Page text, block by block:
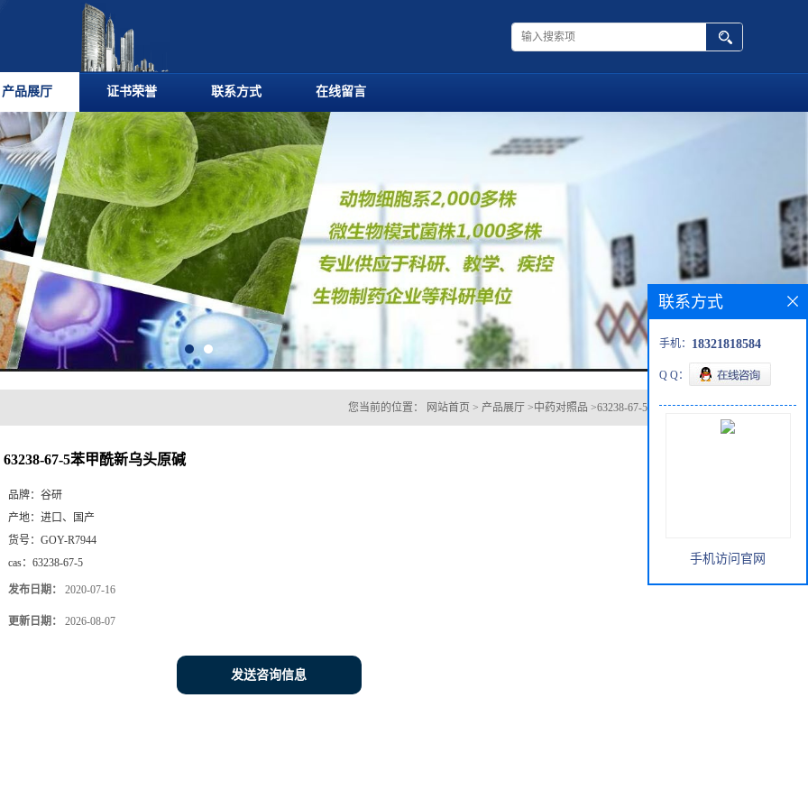
产品展厅 证书荣誉 联系方式 在线留言
您当前的位置： 网站首页 > 产品展厅 >中药对照品 >63238-67-5苯甲酰新乌头原碱
63238-67-5苯甲酰新乌头原碱
品牌： 谷研
产地： 进口、国产
货号： GOY-R7944
cas： 63238-67-5
发布日期： 2020-07-16
更新日期： 2026-08-07
发送咨询信息
联系方式
手机： 18321818584
Q Q：
手机访问官网